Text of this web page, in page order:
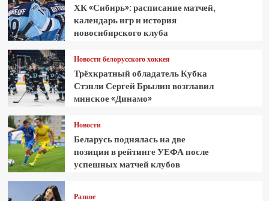
ХК «Сибирь»: расписание матчей,
календарь игр и история
новосибирского клуба
Новости белорусского хоккея
Трёхкратный обладатель Кубка
Стэнли Сергей Брылин возглавил
минское «Динамо»
Новости
Беларусь поднялась на две
позиции в рейтинге УЕФА после
успешных матчей клубов
Разное